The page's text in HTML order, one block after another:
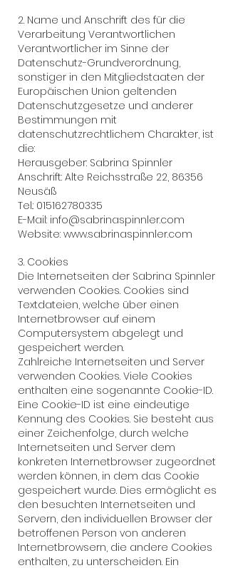
2. Name und Anschrift des für die
Verarbeitung Verantwortlichen
Verantwortlicher im Sinne der
Datenschutz-Grundverordnung,
sonstiger in den Mitgliedstaaten der
Europäischen Union geltenden
Datenschutzgesetze und anderer
Bestimmungen mit
datenschutzrechtlichem Charakter, ist
die:
Herausgeber: Sabrina Spinnler
Anschrift: Alte Reichsstraße 22, 86356
Neusäß
Tel.: 015162780335
E-Mail: info@sabrinaspinnler.com
Website: www.sabrinaspinnler.com
3. Cookies
Die Internetseiten der Sabrina Spinnler
verwenden Cookies. Cookies sind
Textdateien, welche über einen
Internetbrowser auf einem
Computersystem abgelegt und
gespeichert werden.
Zahlreiche Internetseiten und Server
verwenden Cookies. Viele Cookies
enthalten eine sogenannte Cookie-ID.
Eine Cookie-ID ist eine eindeutige
Kennung des Cookies. Sie besteht aus
einer Zeichenfolge, durch welche
Internetseiten und Server dem
konkreten Internetbrowser zugeordnet
werden können, in dem das Cookie
gespeichert wurde. Dies ermöglicht es
den besuchten Internetseiten und
Servern, den individuellen Browser der
betroffenen Person von anderen
Internetbrowsern, die andere Cookies
enthalten, zu unterscheiden. Ein